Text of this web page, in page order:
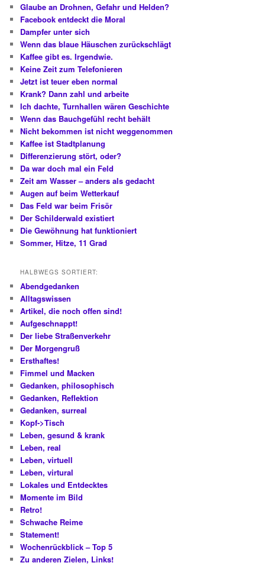
Glaube an Drohnen, Gefahr und Helden?
Facebook entdeckt die Moral
Dampfer unter sich
Wenn das blaue Häuschen zurückschlägt
Kaffee gibt es. Irgendwie.
Keine Zeit zum Telefonieren
Jetzt ist teuer eben normal
Krank? Dann zahl und arbeite
Ich dachte, Turnhallen wären Geschichte
Wenn das Bauchgefühl recht behält
Nicht bekommen ist nicht weggenommen
Kaffee ist Stadtplanung
Differenzierung stört, oder?
Da war doch mal ein Feld
Zeit am Wasser – anders als gedacht
Augen auf beim Wetterkauf
Das Feld war beim Frisör
Der Schilderwald existiert
Die Gewöhnung hat funktioniert
Sommer, Hitze, 11 Grad
HALBWEGS SORTIERT:
Abendgedanken
Alltagswissen
Artikel, die noch offen sind!
Aufgeschnappt!
Der liebe Straßenverkehr
Der Morgengruß
Ersthaftes!
Fimmel und Macken
Gedanken, philosophisch
Gedanken, Reflektion
Gedanken, surreal
Kopf->Tisch
Leben, gesund & krank
Leben, real
Leben, virtuell
Leben, virtural
Lokales und Entdecktes
Momente im Bild
Retro!
Schwache Reime
Statement!
Wochenrückblick – Top 5
Zu anderen Zielen, Links!